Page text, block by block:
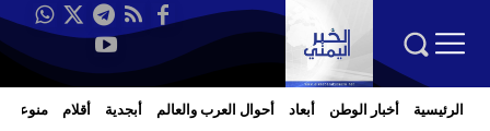
الرئيسية أخبار الوطن أبعاد أحوال العرب والعالم أبجدية أقلام منوعات